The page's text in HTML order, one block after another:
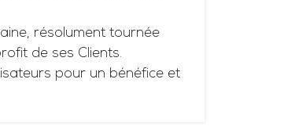
résolument tournée
de ses Clients.
pour un bénéfice et